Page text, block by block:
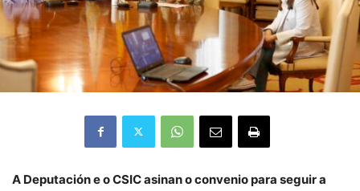
A Deputación e o CSIC asinan o convenio para seguir a